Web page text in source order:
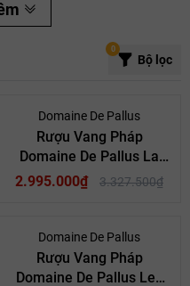
Bộ lọc
0
- 10%
Domaine De Pallus
Rượu Vang Pháp
Domaine De Pallus La
Croix Boissée
2.995.000₫ 3.327.500₫
- 10%
Domaine De Pallus
Rượu Vang Pháp
Domaine De Pallus Les